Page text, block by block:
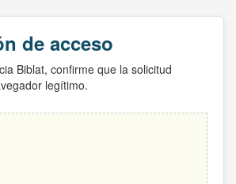
de acceso
Biblat, confirme que la solicitud
legítimo.